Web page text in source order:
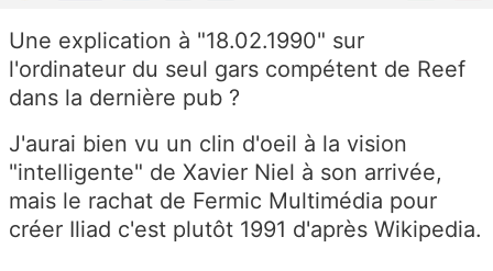
Une explication à "18.02.1990" sur
l'ordinateur du seul gars compétent de Reef
dans la dernière pub ?
J'aurai bien vu un clin d'oeil à la vision
"intelligente" de Xavier Niel à son arrivée,
mais le rachat de Fermic Multimédia pour
créer Iliad c'est plutôt 1991 d'après Wikipedia.